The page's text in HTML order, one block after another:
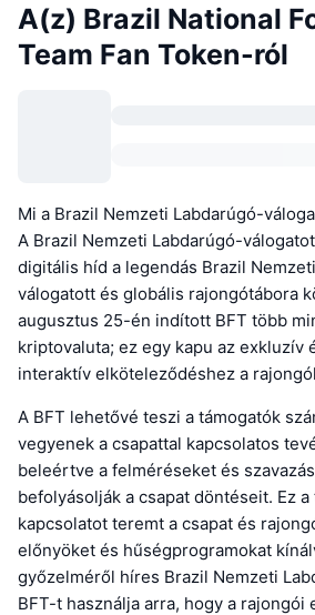
A(z) Brazil National
Team Fan Token-ról
Mi a Brazil Nemzeti Labdarúgó-
A Brazil Nemzeti Labdarúgó-
digitális híd a legendás Brazil
válogatott és globális rajongótábora
augusztus 25-én indított BFT több
kriptovaluta; ez egy kapu az exkluzív
interaktív elköteleződéshez a
A BFT lehetővé teszi a támogatók
vegyenek a csapattal kapcsolatos
beleértve a felméréseket és
befolyásolják a csapat döntéseit. Ez
kapcsolatot teremt a csapat és
előnyöket és hűségprogramokat
győzelméről híres Brazil Nemzeti
BFT-t használja arra, hogy a rajongói